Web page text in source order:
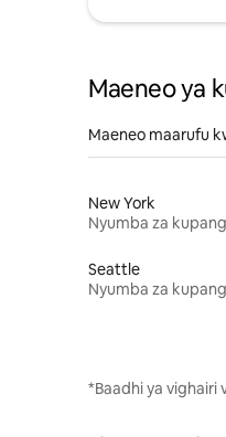
Maeneo ya
Maeneo maarufu
New York
Seattle
*Baadhi ya vighairi